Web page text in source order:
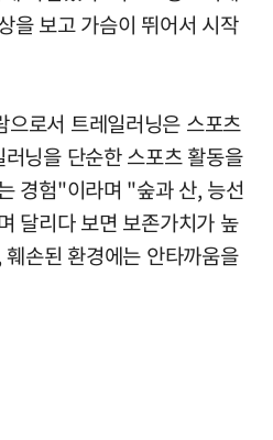
을 보고 가슴이 뛰어서 시작
으로서 트레일러닝은 스포츠
닝을 단순한 스포츠 활동을
경험"이라며 "숲과 산, 능선
달리다 보면 보존가치가 높
손된 환경에는 안타까움을